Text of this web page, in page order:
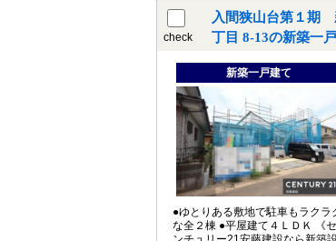
check
入間狭山台第１期
丁目 8-13の新築一
新築一戸建て
●ゆとりある敷地で駐車もラクラ
な全２棟 ●平屋建て４ＬＤＫ 《セ